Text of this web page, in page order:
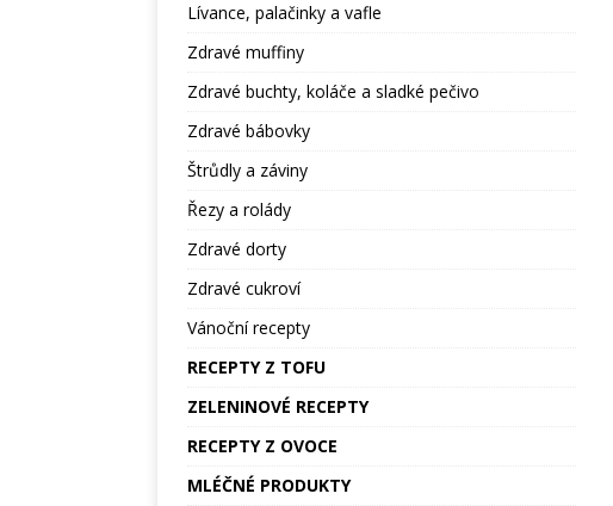
Lívance, palačinky a vafle
Zdravé muffiny
Zdravé buchty, koláče a sladké pečivo
Zdravé bábovky
Štrůdly a záviny
Řezy a rolády
Zdravé dorty
Zdravé cukroví
Vánoční recepty
RECEPTY Z TOFU
ZELENINOVÉ RECEPTY
RECEPTY Z OVOCE
MLÉČNÉ PRODUKTY